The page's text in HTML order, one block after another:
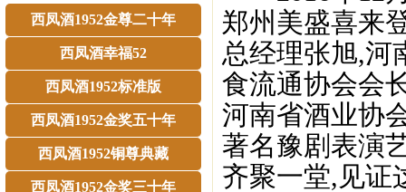
西凤酒1952金尊二十年
西凤酒幸福52
西凤酒1952标准版
西凤酒1952金奖五十年
西凤酒1952铜尊典藏
西凤酒1952金奖三十年
郑州美盛喜来
总经理张旭,河
食流通协会会
河南省酒业协
著名豫剧表演
齐聚一堂,见证